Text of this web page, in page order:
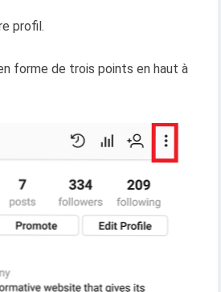
profil.
forme de trois points en haut à